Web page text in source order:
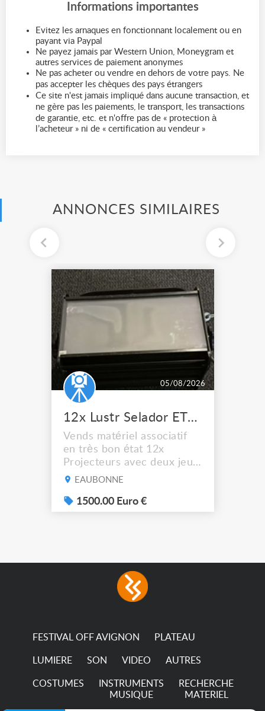
Informations importantes
Evitez les arnaques en fonctionnant localement ou en
payant via Paypal
Ne payez jamais par Western Union, Moneygram et
autres services de paiement anonymes
Ne pas acheter ou vendre en dehors de votre pays. Ne
pas accepter les chèques des pays étrangers
Ce site n'est jamais impliqué dans aucune transaction, et
ne gère pas les paiements, le transport, les transactions
de garantie, etc. et n'offre pas de « protection à
l’acheteur » ni de « certification au vendeur »
ANNONCES SIMILAIRES
05/08/2026
12x Lustr Selador ETC Led 7x colors filtres
Vends matériel associatif
en très bon état 12x
Projecteurs avec deux jeux
de filtre filtre Lustr Selador
system – seven colour
LEDs providing the
consumption The
permanence of a 50,000-
EAUBONNE
1500.00 Euro €
FESTIVAL OFF AVIGNON PLATEAU
LUMIERE SON VIDEO AUTRES
COSTUMES
INSTRUMENTS
MUSIQUE
RECHERCHE
MATERIEL